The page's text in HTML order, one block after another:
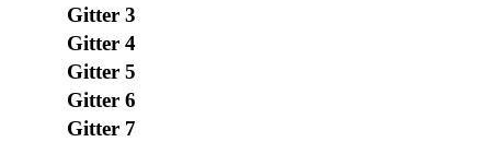
Gitter 3
Gitter 4
Gitter 5
Gitter 6
Gitter 7